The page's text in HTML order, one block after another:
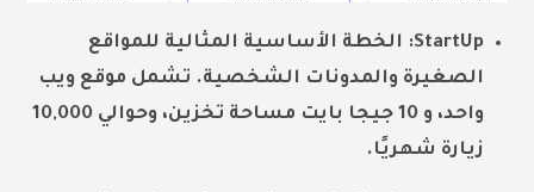
StartUp: الخطة الأساسية المثالية للمواقع
الصغيرة والمدونات الشخصية. تشمل موقع ويب
واحد، و 10 جيجا بايت مساحة تخزين، وحوالي 10,000
زيارة شهريًا.